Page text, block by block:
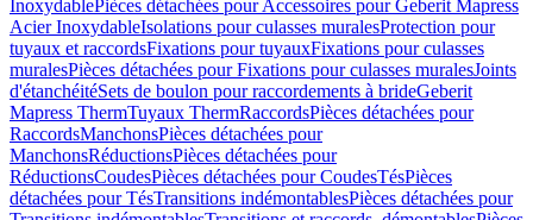
InoxydablePièces détachées pour Accessoires pour Geberit Mapress
Acier InoxydableIsolations pour culasses muralesProtection pour
tuyaux et raccordsFixations pour tuyauxFixations pour culasses
muralesPièces détachées pour Fixations pour culasses muralesJoints
d'étanchéitéSets de boulon pour raccordements à brideGeberit
Mapress ThermTuyaux ThermRaccordsPièces détachées pour
RaccordsManchonsPièces détachées pour
ManchonsRéductionsPièces détachées pour
RéductionsCoudesPièces détachées pour CoudesTésPièces
détachées pour TésTransitions indémontablesPièces détachées pour